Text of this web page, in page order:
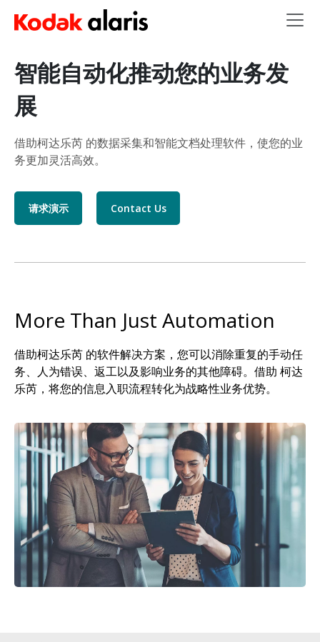
Skip to main content
智能自动化推动您的业务发
展
借助柯达乐芮 的数据采集和智能文档处理软件，使您的业
务更加灵活高效。
请求演示 Contact Us
More Than Just Automation
借助柯达乐芮 的软件解决方案，您可以消除重复的手动任
务、人为错误、返工以及影响业务的其他障碍。借助 柯达
乐芮，将您的信息入职流程转化为战略性业务优势。
图像